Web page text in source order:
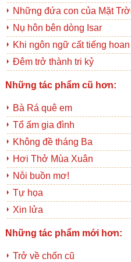
Những đứa con của Mặt
Nụ hôn bên dòng Isar
Khi ngôn ngữ cất tiếng
Đêm trở thành tri kỷ
Những tác phẩm cũ hơn:
Bà Rá quê em
Tổ ấm gia đình
Không đề tháng Ba
Hơi Thở Mùa Xuân
Nỗi buồn mơ!
Tự họa
Xin lửa
Những tác phẩm mới hơn:
Trở về chốn cũ